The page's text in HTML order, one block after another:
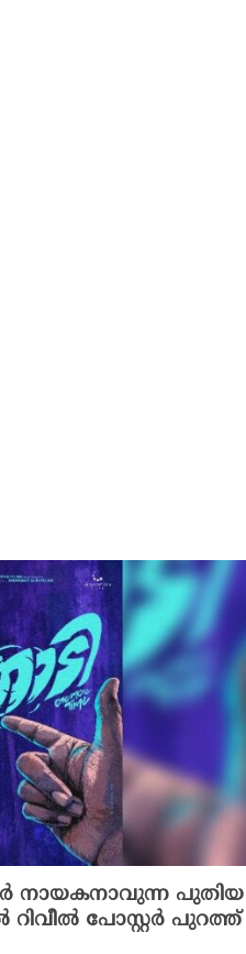
നായകനാവുന്ന പുതിയ
റിവീൽ പോസ്റ്റർ പുറത്ത്